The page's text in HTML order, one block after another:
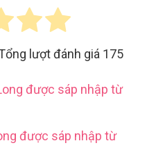
lượt đánh giá 175
được sáp nhập từ
được sáp nhập từ